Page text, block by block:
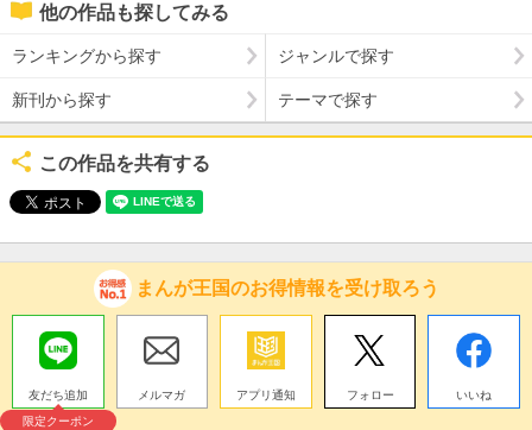
他の作品も探してみる
ランキングから探す ジャンルで探す
新刊から探す テーマで探す
この作品を共有する
まんが王国のお得情報を受け取ろう
友だち追加
限定クーポン
メルマガ アプリ通知 フォロー いいね